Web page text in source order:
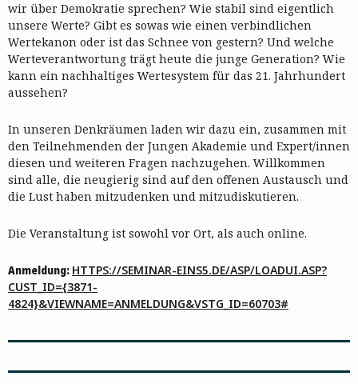
wir über Demokratie sprechen? Wie stabil sind eigentlich
unsere Werte? Gibt es sowas wie einen verbindlichen
Wertekanon oder ist das Schnee von gestern? Und welche
Werteverantwortung trägt heute die junge Generation? Wie
kann ein nachhaltiges Wertesystem für das 21. Jahrhundert
aussehen?
In unseren Denkräumen laden wir dazu ein, zusammen mit
den Teilnehmenden der Jungen Akademie und Expert/innen
diesen und weiteren Fragen nachzugehen. Willkommen
sind alle, die neugierig sind auf den offenen Austausch und
die Lust haben mitzudenken und mitzudiskutieren.
Die Veranstaltung ist sowohl vor Ort, als auch online.
Anmeldung: HTTPS://SEMINAR-EINS5.DE/ASP/LOADUI.ASP?
CUST_ID={3871-
4824}&VIEWNAME=ANMELDUNG&VSTG_ID=60703#